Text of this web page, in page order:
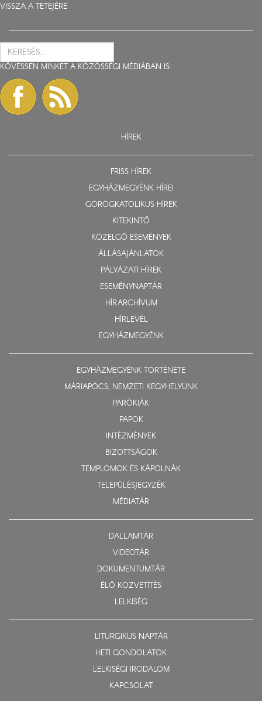
VISSZA A TETEJÉRE
KÖVESSEN MINKET A KÖZÖSSÉGI MÉDIÁBAN IS:
HÍREK
FRISS HÍREK
EGYHÁZMEGYÉNK HÍREI
GÖRÖGKATOLIKUS HÍREK
KITEKINTŐ
KÖZELGŐ ESEMÉNYEK
ÁLLÁSAJÁNLATOK
PÁLYÁZATI HÍREK
ESEMÉNYNAPTÁR
HÍRARCHÍVUM
HÍRLEVÉL
EGYHÁZMEGYÉNK
EGYHÁZMEGYÉNK TÖRTÉNETE
MÁRIAPÓCS, NEMZETI KEGYHELYÜNK
PARÓKIÁK
PAPOK
INTÉZMÉNYEK
BIZOTTSÁGOK
TEMPLOMOK ÉS KÁPOLNÁK
TELEPÜLÉSJEGYZÉK
MÉDIATÁR
DALLAMTÁR
VIDEOTÁR
DOKUMENTUMTÁR
ÉLŐ KÖZVETÍTÉS
LELKISÉG
LITURGIKUS NAPTÁR
HETI GONDOLATOK
LELKISÉGI IRODALOM
KAPCSOLAT